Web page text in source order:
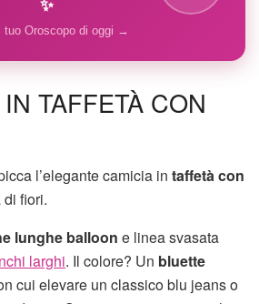
tuo Oroscopo di oggi →
TAFFETÀ CON
l’elegante camicia in taffetà con
di fiori.
lunghe balloon e linea svasata
larghi. Il colore? Un bluette
cui elevare un classico blu jeans o